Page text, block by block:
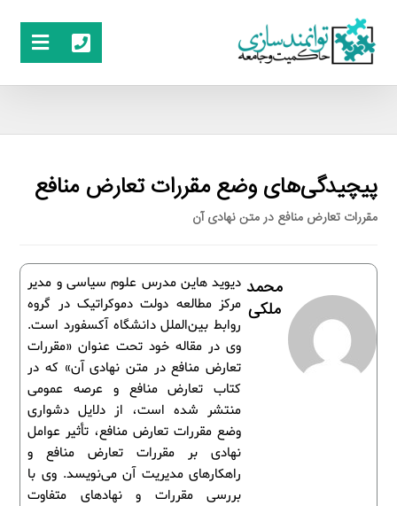
پیچیدگی‌های وضع مقررات تعارض منافع
مقررات تعارض منافع در متن نهادی آن
دیوید هاین مدرس علوم سیاسی و مدیر
مرکز مطالعه دولت دموکراتیک در گروه
روابط بین‌الملل دانشگاه آکسفورد است.
وی در مقاله خود تحت عنوان «مقررات
تعارض منافع در متن نهادی آن» که در
کتاب تعارض منافع و عرصه عمومی
منتشر شده است، از دلایل دشواری
وضع مقررات تعارض منافع، تأثیر عوامل
نهادی بر مقررات تعارض منافع و
راهکارهای مدیریت آن می‌نویسد. وی با
بررسی مقررات و نهادهای متفاوت
محمد
ملکی